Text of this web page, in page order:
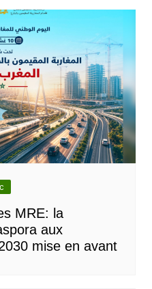
MRE: la
aux
mise en avant